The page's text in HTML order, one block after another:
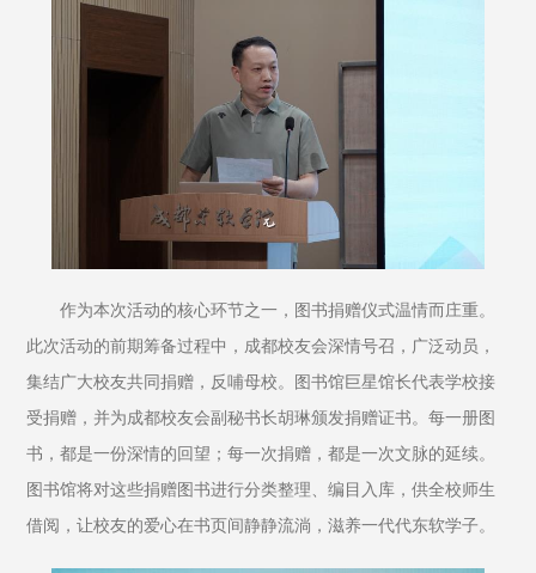
作为本次活动的核心环节之一，图书捐赠仪式温情而庄重。
此次活动的前期筹备过程中，成都校友会深情号召，广泛动员，
集结广大校友共同捐赠，反哺母校。图书馆巨星馆长代表学校接
受捐赠，并为成都校友会副秘书长胡琳颁发捐赠证书。每一册图
书，都是一份深情的回望；每一次捐赠，都是一次文脉的延续。
图书馆将对这些捐赠图书进行分类整理、编目入库，供全校师生
借阅，让校友的爱心在书页间静静流淌，滋养一代代东软学子。